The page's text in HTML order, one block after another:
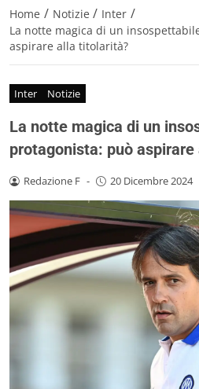
Home / Notizie / Inter /
La notte magica di un
aspirare alla titolarità?
Inter Notizie
La notte magica di un
protagonista: può
Redazione F - 20 Dicembre 2024